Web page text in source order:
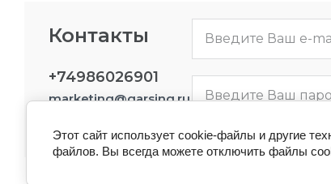
Запомнить
Контакты
+74986026901
marketing@garsing.ru
Этот сайт использует cookie-файлы и другие
файлов. Вы всегда можете отключить файлы